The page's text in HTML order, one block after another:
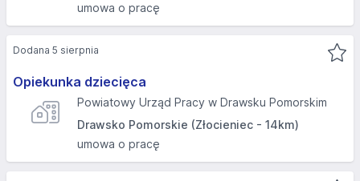
umowa o pracę
Opiekunka dziecięca
Powiatowy Urząd Pracy w Drawsku Pomorskim
Drawsko Pomorskie (Złocieniec - 14km)
umowa o pracę
Dodana 5 sierpnia